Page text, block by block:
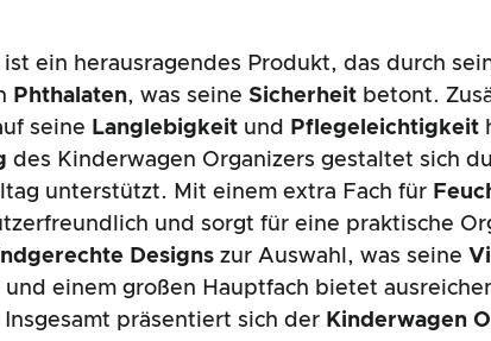
ist ein herausragendes Produkt, das durch
Phthalaten, was seine Sicherheit betont.
seine Langlebigkeit und Pflegeleichtigkeit
des Kinderwagen Organizers gestaltet sich
unterstützt. Mit einem extra Fach für
und sorgt für eine praktische
Designs zur Auswahl, was seine
und einem großen Hauptfach bietet
präsentiert sich der Kinderwagen